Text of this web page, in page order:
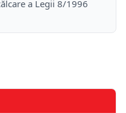
a Legii 8/1996